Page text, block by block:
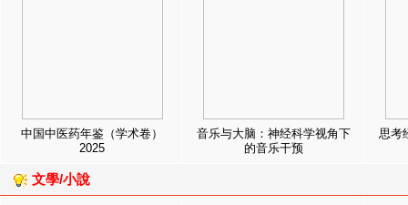
中国中医药年鉴（学术卷）
2025
音乐与大脑：神经科学视角下
的音乐干预
思考
文學/小說